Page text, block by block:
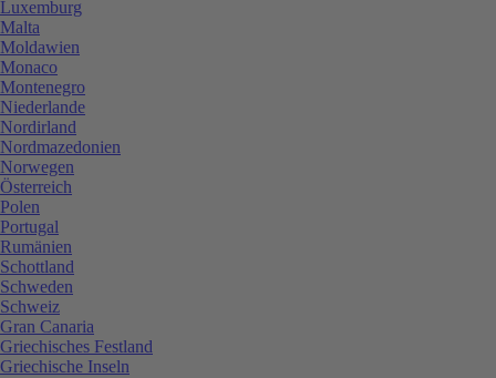
Luxemburg
Malta
Moldawien
Monaco
Montenegro
Niederlande
Nordirland
Nordmazedonien
Norwegen
Österreich
Polen
Portugal
Rumänien
Schottland
Schweden
Schweiz
Gran Canaria
Griechisches Festland
Griechische Inseln